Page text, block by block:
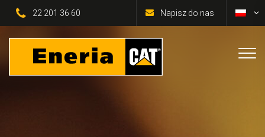
22 201 36 60 Napisz do nas